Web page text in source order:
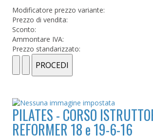
Modificatore prezzo variante:
Prezzo di vendita:
Sconto:
Ammontare IVA:
Prezzo standarizzato:
PILATES - CORSO
REFORMER 18 e 19-6-16